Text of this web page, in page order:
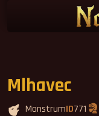
Mlhavec
MonstrumID771